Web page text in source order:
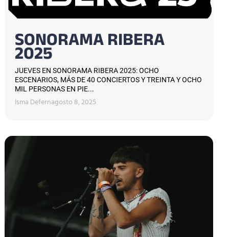
SONORAMA RIBERA
2025
JUEVES EN SONORAMA RIBERA 2025: OCHO
ESCENARIOS, MÁS DE 40 CONCIERTOS Y TREINTA Y OCHO
MIL PERSONAS EN PIE...
Isma Defernagosto 8, 2025